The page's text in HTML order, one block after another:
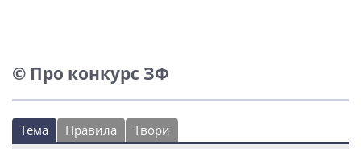
© Про конкурс ЗФ
Тема Правила Твори